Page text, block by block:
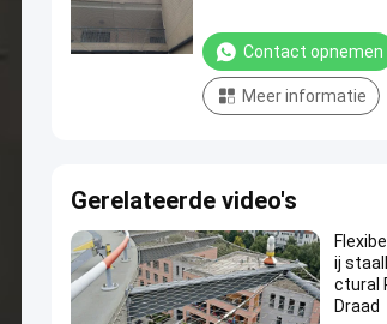
Contact opnemen
Meer informatie
Gerelateerde video's
ij
ctural
Draad